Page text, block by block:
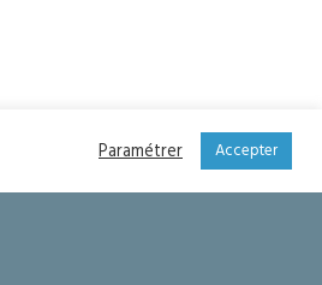
Paramétrer Accepter